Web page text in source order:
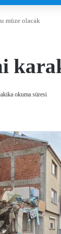
müze olacak
okuma süresi